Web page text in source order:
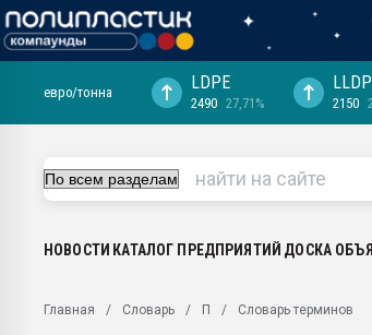
29.07.2026 ФРП помог "Ижевскому
Вакуум-формовочные машины:
ближайшее подмосковье, с.-в.
евро/тонна LDPE
2490 27,71% 2150
НОВОСТИ КАТАЛОГ ПРЕДПРИЯТИЙ ДОСКА
Главная Словарь П Словарь терминов